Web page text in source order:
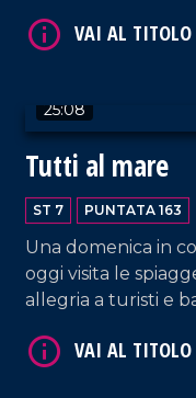
25:08
Tutti al mare
ST 7 PUNTATA 163
Una domenica in
oggi visita le
allegria a turisti e
VAI AL TITOLO
VAI AL TITOLO